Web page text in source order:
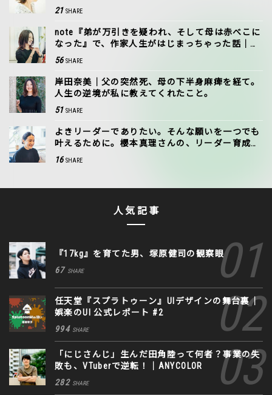
21 SHARE
note『弟が万引きを疑われ、そして母は赤べこに
なった』で、作家人生がはじまっちゃった話｜岸
田奈美
56 SHARE
岸田奈美｜父の突然死、母の下半身麻痺を経て。
人生の逆境が私に教えてくれたこと。
51 SHARE
よきリーダーでありたい。そんな願いを一つでも
叶えるために。櫻本真理さんの、リーダー育成に
込めた思い
16 SHARE
人気記事
『17kg』を育てた男、塚原健司の観察眼
67 SHARE
任天堂『スプラトゥーン』UIデザインの舞台裏｜
娯楽のUI 公式レポート #2
994 SHARE
「にじさんじ」生んだ田角陸って何者？事業の失
敗も、VTuberで逆転！｜ANYCOLOR
282 SHARE